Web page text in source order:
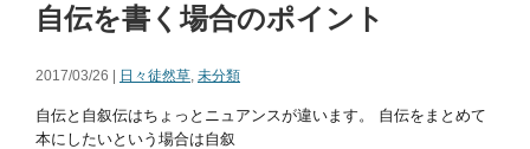
自伝を書く場合のポイント
2017/03/26 | 日々徒然草 未分類
自伝と自叙伝はちょっとニュアンスが違います。 自伝をまとめて
本にしたいという場合は自叙